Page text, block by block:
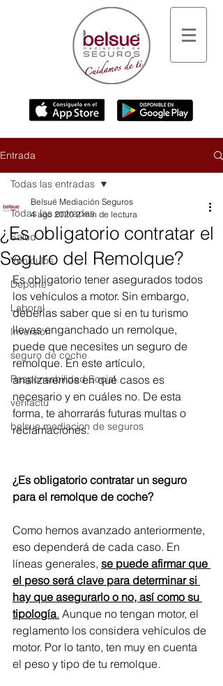
Entrada
Todas las entradas
Salud
Vehículos
Deporte
Laboral
Inversión
seguro de coche
Responsabilidad Social
verifactu
belsue mediacion de seguros
Todas las entradas
¿Es obligatorio contratar el
Seguro del Remolque?
Belsué Mediación Seguros
4 ago 2020 2 min de lectura
Es obligatorio tener asegurados todos
los vehículos a motor. Sin embargo,
deberías saber que si en tu turismo
llevas enganchado un remolque,
puede que necesites un seguro de
remolque. En este artículo,
analizaremos en qué casos es
necesario y en cuáles no. De esta
forma, te ahorrarás futuras multas o
reclamaciones.
¿Es obligatorio contratar un seguro
para el remolque de coche?
Como hemos avanzado anteriormente,
eso dependerá de cada caso. En
líneas generales, se puede afirmar que
el peso será clave para determinar si
hay que asegurarlo o no, así como su
tipología. Aunque no tengan motor, el
reglamento los considera vehículos de
motor. Por lo tanto, ten muy en cuenta
el peso y tipo de tu remolque.